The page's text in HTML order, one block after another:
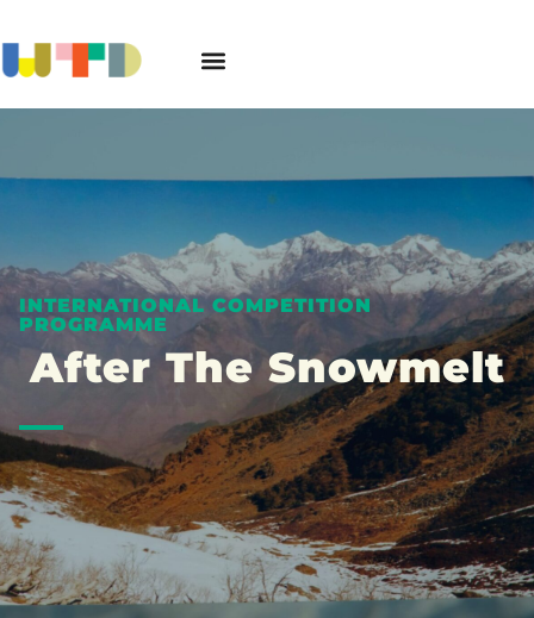
INTERNATIONAL COMPETITION
PROGRAMME
After The Snowmelt